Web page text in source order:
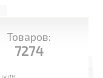
Товаров:
7274